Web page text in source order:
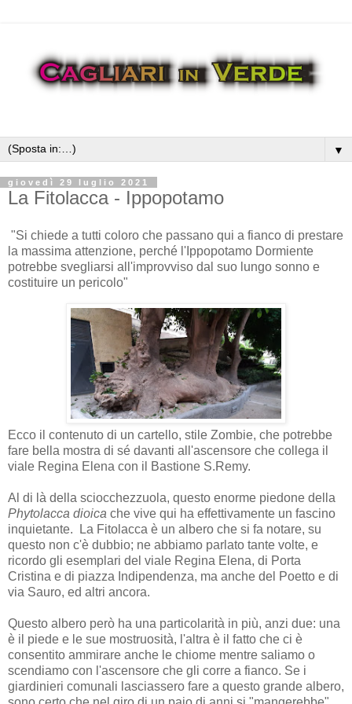
▼
giovedì 29 luglio 2021
La Fitolacca - Ippopotamo
"Si chiede a tutti coloro che passano qui a fianco di prestare
la massima attenzione, perché l'Ippopotamo Dormiente
potrebbe svegliarsi all'improvviso dal suo lungo sonno e
costituire un pericolo"
Ecco il contenuto di un cartello, stile Zombie, che potrebbe
fare bella mostra di sé davanti all'ascensore che collega il
viale Regina Elena con il Bastione S.Remy.
Al di là della sciocchezzuola, questo enorme piedone della
Phytolacca dioica che vive qui ha effettivamente un fascino
inquietante. La Fitolacca è un albero che si fa notare, su
questo non c'è dubbio; ne abbiamo parlato tante volte, e
ricordo gli esemplari del viale Regina Elena, di Porta
Cristina e di piazza Indipendenza, ma anche del Poetto e di
via Sauro, ed altri ancora.
Questo albero però ha una particolarità in più, anzi due: una
è il piede e le sue mostruosità, l'altra è il fatto che ci è
consentito ammirare anche le chiome mentre saliamo o
scendiamo con l'ascensore che gli corre a fianco. Se i
giardinieri comunali lasciassero fare a questo grande albero,